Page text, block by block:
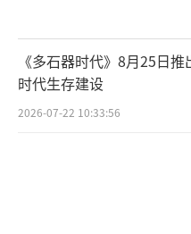
《多石器时代》8月25日
时代生存建设
2026-07-22 10:33:56